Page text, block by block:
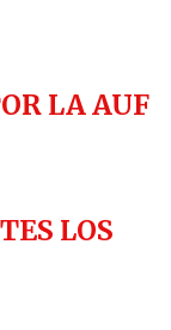
LA AUF
LOS